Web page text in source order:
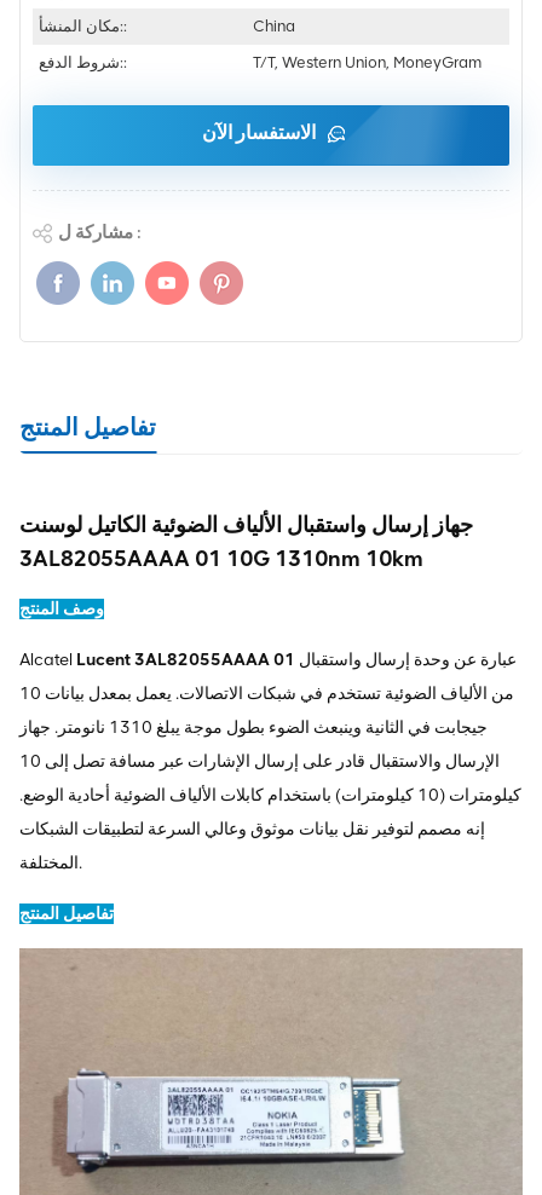
مكان المنشأ::
China
شروط الدفع::
T/T, Western Union, MoneyGram
الاستفسار الآن
مشاركة ل :
تفاصيل المنتج
جهاز إرسال واستقبال الألياف الضوئية الكاتيل لوسنت
3AL82055AAAA 01 10G 1310nm 10km
وصف المنتج
Alcatel Lucent 3AL82055AAAA 01
من الألياف الضوئية تستخدم في شبكات الاتصالات. يعمل بمعدل بيانات 10
جيجابت في الثانية وينبعث الضوء بطول موجة يبلغ 1310 نانومتر. جهاز
الإرسال والاستقبال قادر على إرسال الإشارات عبر مسافة تصل إلى 10
كيلومترات (10 كيلومترات) باستخدام كابلات الألياف الضوئية أحادية الوضع.
إنه مصمم لتوفير نقل بيانات موثوق وعالي السرعة لتطبيقات الشبكات
المختلفة.
تفاصيل المنتج